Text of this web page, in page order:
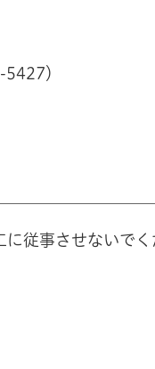
）
従事させないでく